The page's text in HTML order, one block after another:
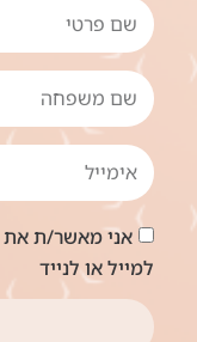
אני מאשר/ת את
למייל או לנייד